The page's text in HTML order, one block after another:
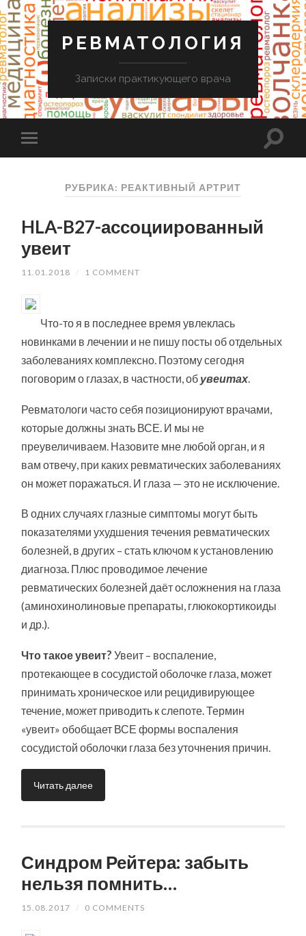
РЕВМАТОЛОГИЯ
Записки практикующего врача
РУБРИКА: РЕАКТИВНЫЙ АРТРИТ
HLA-B27-ассоциированный
увеит
11.01.2018 / 1 COMMENT
Что-то я в последнее время увлеклась
новинками в лечении и не пишу посты об отдельных
заболеваниях комплексно. Поэтому сегодня
поговорим о глазах, в частности, об увеитах.
Ревматологи часто себя позиционируют врачами,
которые должны знать ВСЕ. И мы не
преувеличиваем. Назовите мне любой орган, и я
вам отвечу, при каких ревматических заболеваниях
он может поражаться. И глаза — это не исключение.
В одних случаях глазные симптомы могут быть
показателями ухудшения течения ревматических
болезней, в других – стать ключом к установлению
диагноза. Плюс проводимое лечение
ревматических болезней даёт осложнения на глаза
(аминохинолиновые препараты, глюкокортикоиды
и др.).
Что такое увеит? Увеит – воспаление,
протекающее в сосудистой оболочке глаза, может
принимать хроническое или рецидивирующее
течение, может приводить к слепоте. Термин
«увеит» обобщает ВСЕ формы воспаления
сосудистой оболочки глаза без уточнения причин.
Читать далее
Синдром Рейтера: забыть
нельзя помнить…
15.08.2017 / 0 COMMENTS